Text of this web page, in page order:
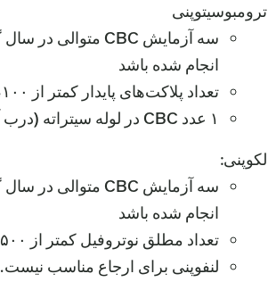
ترومبوسیتوپنی
انجام شده باشد
تعداد پلاکت‌های پایدار کمتر از ۱۰۰، یا دو پلاکت کمتر از ۵۰
۱ عدد CBC در لوله سیتراته (درب آبی) برای ارزیابی تجمع
لکوپنی:
انجام شده باشد
تعداد مطلق نوتروفیل کمتر از ۱۵۰۰ به طور مداوم
لنفوپنی برای ارجاع مناسب نیست.